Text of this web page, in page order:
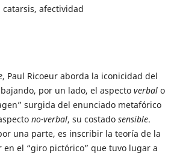
afectividad
, Paul Ricoeur aborda la iconicidad del
por un lado, el aspecto verbal o
surgida del enunciado metafórico
no-verbal, su costado sensible.
una parte, es inscribir la teoría de la
en el “giro pictórico” que tuvo lugar a